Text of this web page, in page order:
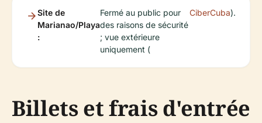
Site de
Marianao/Playa
:
Fermé au public pour
des raisons de sécurité
; vue extérieure
uniquement (
CiberCuba).
Billets et frais d'entrée